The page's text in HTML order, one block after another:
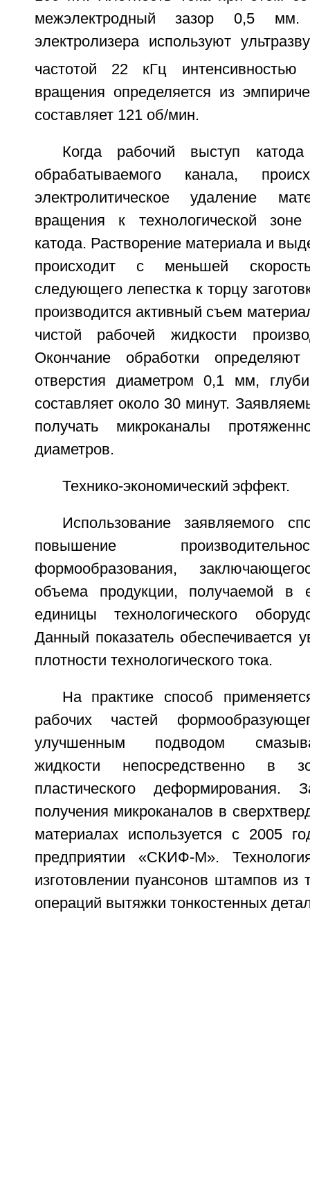
межэлектродный зазор 0,5 мм.
электролизера используют
частотой 22 кГц
вращения определяется из
составляет 121 об/мин.
Когда рабочий выступ
обрабатываемого канала,
электролитическое удаление
вращения к технологической
катода. Растворение материала и
происходит с меньшей
следующего лепестка к торцу
производится активный съем
чистой рабочей жидкости
Окончание обработки
отверстия диаметром 0,1 мм,
составляет около 30 минут.
получать микроканалы
диаметров.
Технико-экономический эффект.
Использование заявляемого
повышение
формообразования,
объема продукции, получаемой в
единицы технологического
Данный показатель обеспечивается
плотности технологического тока.
На практике способ
рабочих частей
улучшенным подводом
жидкости непосредственно в
пластического деформирования.
получения микроканалов в
материалах используется с 2005
предприятии «СКИФ-М».
изготовлении пуансонов штампов из
операций вытяжки тонкостенных